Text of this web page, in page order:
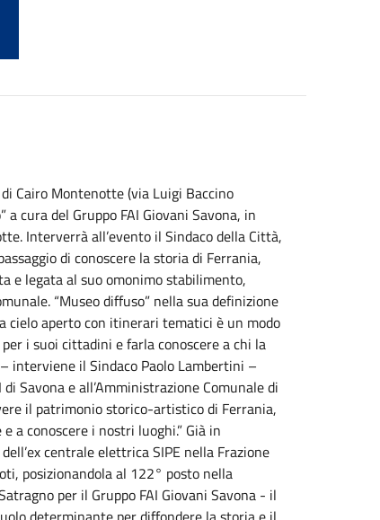
Cairo Montenotte (via Luigi Baccino
cura del Gruppo FAI Giovani Savona, in
Interverrà all’evento il Sindaco della Città,
di conoscere la storia di Ferrania,
e legata al suo omonimo stabilimento,
“Museo diffuso” nella sua definizione
cielo aperto con itinerari tematici è un modo
i suoi cittadini e farla conoscere a chi la
interviene il Sindaco Paolo Lambertini –
Savona e all’Amministrazione Comunale di
il patrimonio storico-artistico di Ferrania,
a conoscere i nostri luoghi.” Già in
centrale elettrica SIPE nella Frazione
posizionandola al 122° posto nella
per il Gruppo FAI Giovani Savona - il